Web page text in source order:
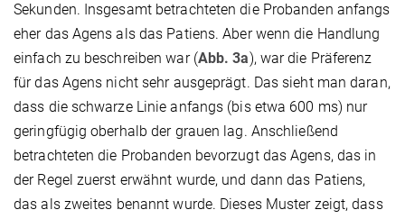
Sekunden. Insgesamt betrachteten die Probanden anfangs
eher das Agens als das Patiens. Aber wenn die Handlung
einfach zu beschreiben war (Abb. 3a), war die Präferenz
für das Agens nicht sehr ausgeprägt. Das sieht man daran,
dass die schwarze Linie anfangs (bis etwa 600 ms) nur
geringfügig oberhalb der grauen lag. Anschließend
betrachteten die Probanden bevorzugt das Agens, das in
der Regel zuerst erwähnt wurde, und dann das Patiens,
das als zweites benannt wurde. Dieses Muster zeigt, dass